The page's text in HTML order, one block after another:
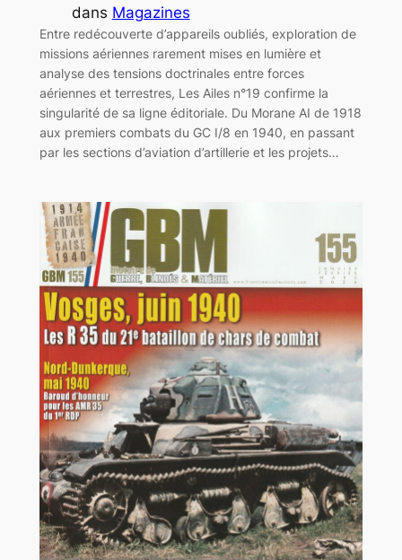
dans Magazines
Entre redécouverte d’appareils oubliés, exploration de
missions aériennes rarement mises en lumière et
analyse des tensions doctrinales entre forces
aériennes et terrestres, Les Ailes n°19 confirme la
singularité de sa ligne éditoriale. Du Morane AI de 1918
aux premiers combats du GC I/8 en 1940, en passant
par les sections d’aviation d’artillerie et les projets…